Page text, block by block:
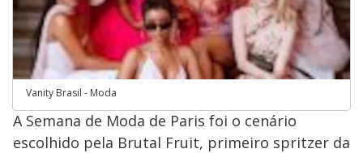
Vanity Brasil - Moda
A Semana de Moda de Paris foi o cenário
escolhido pela Brutal Fruit, primeiro spritzer da